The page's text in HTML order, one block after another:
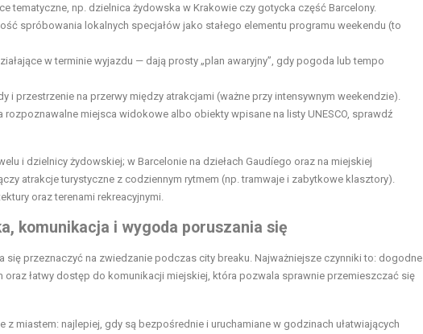
tematyczne, np. dzielnica żydowska w Krakowie czy gotycka część Barcelony.
spróbowania lokalnych specjałów jako stałego elementu programu weekendu (to
w terminie wyjazdu — dają prosty „plan awaryjny”, gdy pogoda lub tempo
i przestrzenie na przerwy między atrakcjami (ważne przy intensywnym weekendzie).
rozpoznawalne miejsca widokowe albo obiekty wpisane na listy UNESCO, sprawdź
i dzielnicy żydowskiej; w Barcelonie na dziełach Gaudíego oraz na miejskiej
atrakcje turystyczne z codziennym rytmem (np. tramwaje i zabytkowe klasztory).
oraz terenami rekreacyjnymi.
komunikacja i wygoda poruszania się
się przeznaczyć na zwiedzanie podczas city breaku. Najważniejsze czynniki to: dogodne
łatwy dostęp do komunikacji miejskiej, która pozwala sprawnie przemieszczać się
miastem: najlepiej, gdy są bezpośrednie i uruchamiane w godzinach ułatwiających